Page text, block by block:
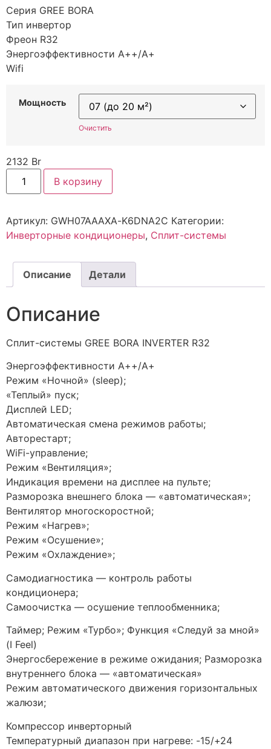
Серия GREE BORA
Тип инвертор
Фреон R32
Энергоэффективности А++/А+
Wifi
Мощность
Очистить
2132 Br
В корзину
Артикул: GWH07AAAXA-K6DNA2C Категории:
Инверторные кондиционеры, Сплит-системы
Описание Детали
Описание
Сплит-системы GREE BORA INVERTER R32
Энергоэффективности А++/А+
Режим «Ночной» (sleep);
«Теплый» пуск;
Дисплей LED;
Автоматическая смена режимов работы;
Авторестарт;
WiFi-управление;
Режим «Вентиляция»;
Индикация времени на дисплее на пульте;
Разморозка внешнего блока — «автоматическая»;
Вентилятор многоскоростной;
Режим «Нагрев»;
Режим «Осушение»;
Режим «Охлаждение»;
Самодиагностика — контроль работы
кондиционера;
Самоочистка — осушение теплообменника;
Таймер; Режим «Турбо»; Функция «Следуй за мной»
(I Feel)
Энергосбережение в режиме ожидания; Разморозка
внутреннего блока — «автоматическая»
Режим автоматического движения горизонтальных
жалюзи;
Компрессор инверторный
Температурный диапазон при нагреве: -15/+24